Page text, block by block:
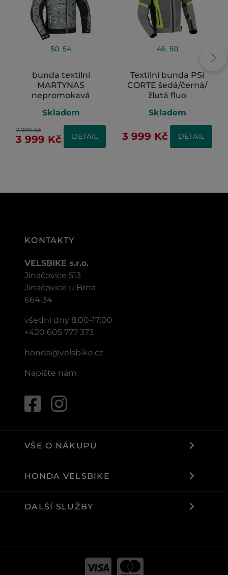
50, 54
bunda textilní
MARTYNAS
nepromokavá
červená
Skladem
7 999 Kč
3 999 Kč DETAIL
46, 50
Textilní bunda PSí
CORTE šedá/černá/
žlutá fluo
Skladem
3 999 Kč DETAIL
KONTAKTY
VELSBIKE s.r.o.
Jinačovice 513
Jinačovice u Brna
664 34
všední dny 8:00-17:00
+420 605 777 373
honda@velsbike.cz
Napište nám
VŠE O NÁKUPU
HONDA VELSBIKE
DALŠÍ SLUŽBY